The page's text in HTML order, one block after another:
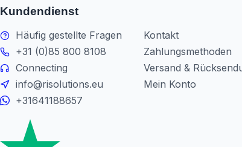
Kundendienst
Häufig gestellte Fragen
+31 (0)85 800 8108
Connecting
info@risolutions.eu
+31641188657
Kontakt
Zahlungsmethoden
Versand &
Mein Konto